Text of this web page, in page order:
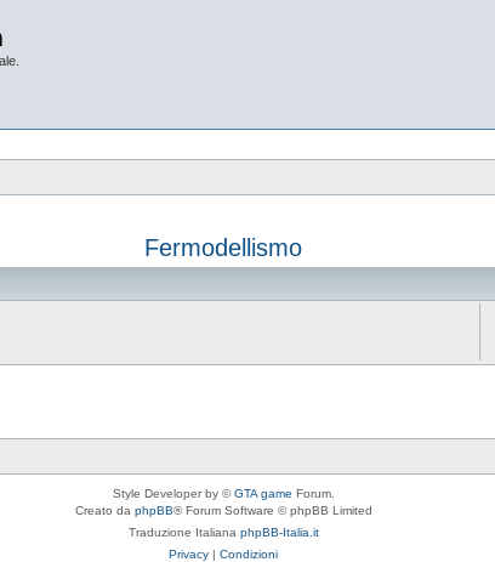
Fermodellismo
Style Developer by ©GTA game Forum.
Creato da phpBB® Forum Software © phpBB Limited
Traduzione Italiana phpBB-Italia.it
Privacy | Condizioni